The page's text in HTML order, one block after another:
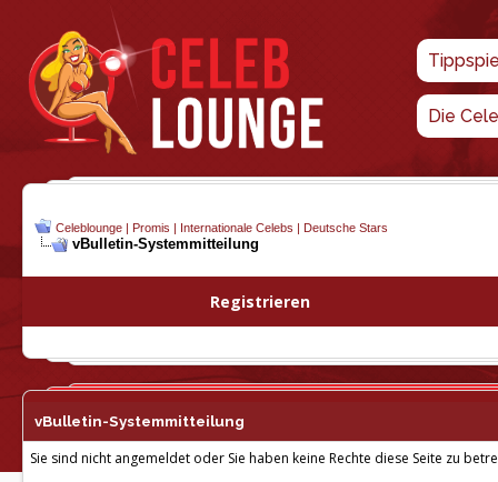
Die
Celeblounge | Promis | Internationale Celebs | Deutsche Stars
vBulletin-Systemmitteilung
Registrieren
vBulletin-Systemmitteilung
Sie sind nicht angemeldet oder Sie haben keine Rechte diese Seite zu